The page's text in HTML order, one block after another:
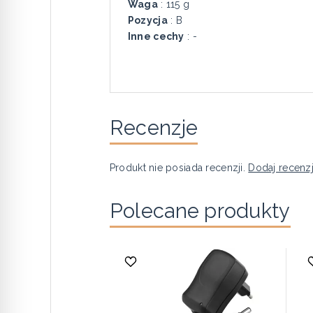
Waga: 115 g
Pozycja: B
Inne cechy : -
Recenzje
Produkt nie posiada recenzji. Dodaj
Polecane produkty